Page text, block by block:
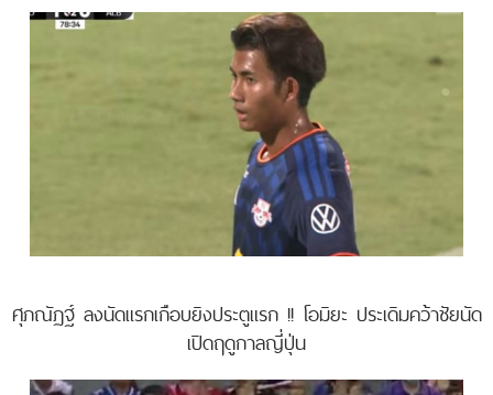
ศุภณัฏฐ์ ลงนัดแรกเกือบยิงประตูแรก !! โอมิยะ ประเดิมคว้าชัยนัด
เปิดฤดูกาลญี่ปุ่น